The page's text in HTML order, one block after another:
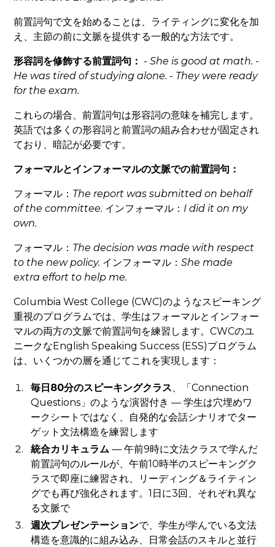
前置詞句で文を始めることは、ライティングに変化を加
え、主節の前に文脈を提供する一般的な方法です。
形容詞を修飾する前置詞句： -She isgood at math. -
He was tired ofstudying alone. - They wereready
forthe exam.
これらの場合、前置詞句は形容詞の意味を補完します。
英語では多くの形容詞と前置詞の組み合わせが固定され
ており、暗記が必要です。
フォーマルとインフォーマルの文脈での前置詞句：
フォーマル： The report was submittedon behalf
ofthe committee. インフォーマル： I did iton my
own.
フォーマル： The decision was made with respect
to the new policy. インフォーマル：She made
extra effort to help me.
Columbia West College (CWC)のようなスピーキング
重視のプログラムでは、学生はフォーマルとインフォー
マルの両方の文脈で前置詞句を練習します。CWCのユ
ニークなEnglish Speaking Success (ESS)プログラム
は、いくつかの層を通じてこれを実現します：
毎日80分のスピーキングクラス、「Connection
Questions」のような演習付き — 学生は穴埋めワ
ークシートではなく、自発的な会話シナリオでター
ゲット文法構造を練習します
統合カリキュラム — 午前9時に文法クラスで学んだ
前置詞句のルールが、午前10時半のスピーキングク
ラスで即座に練習され、リーディング＆ライティン
グでも再び強化されます。1日に3回、それぞれ異な
る文脈で
週次プレゼンテーションで、学生が学んでいる文法
構造を意識的に組み込み、日常会話のスキルと並行